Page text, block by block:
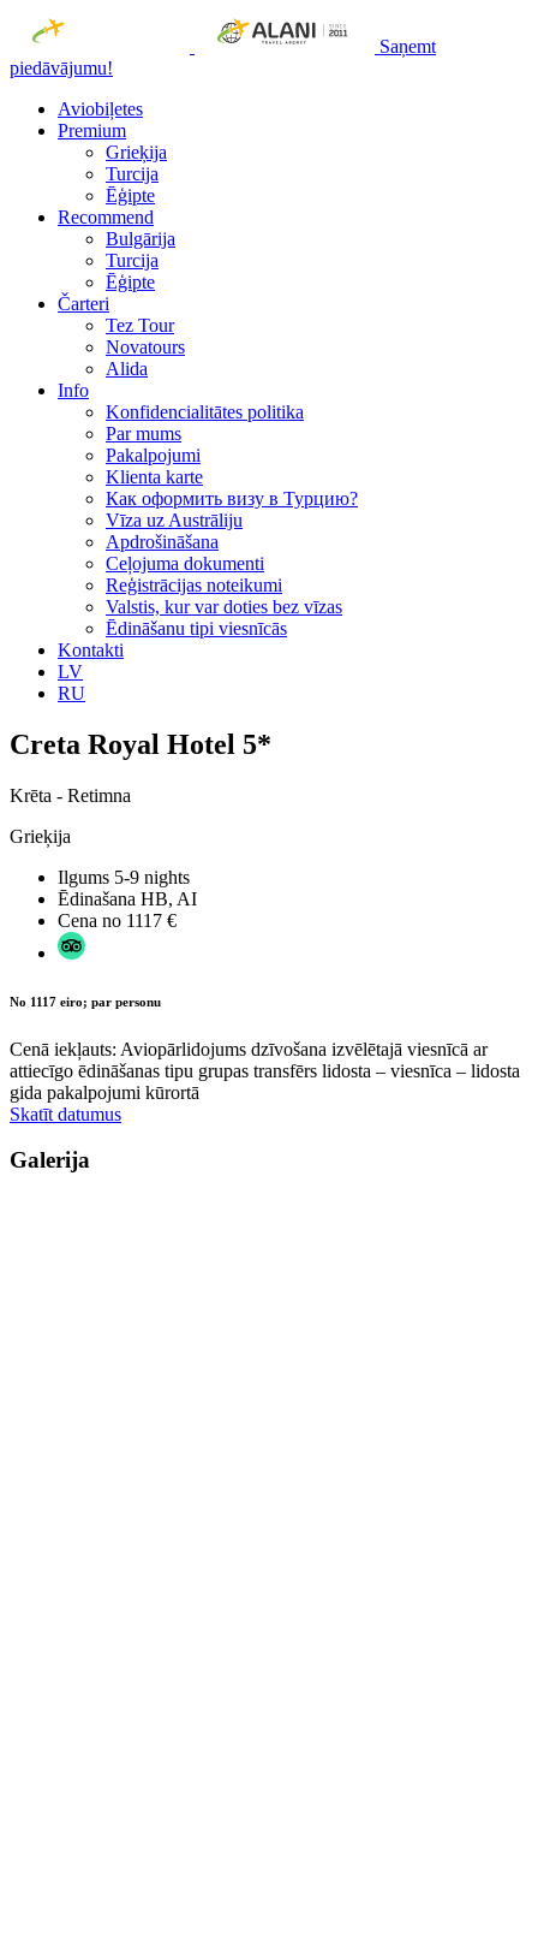
Saņemt
piedāvājumu!
Aviobiļetes
Premium
Grieķija
Turcija
Ēģipte
Recommend
Bulgārija
Turcija
Ēģipte
Čarteri
Tez Tour
Novatours
Alida
Info
Konfidencialitātes politika
Par mums
Рakalpojumi
Klienta karte
Как оформить визу в Турцию?
Vīza uz Austrāliju
Apdrošināšana
Ceļojuma dokumenti
Reģistrācijas noteikumi
Valstis, kur var doties bez vīzas
Ēdināšanu tipi viesnīcās
Kontakti
LV
RU
Creta Royal Hotel 5*
Krēta - Retimna
Grieķija
Ilgums 5-9 nights
Ēdinašana HB, AI
Cena no 1117 €
No 1117 eiro; par personu
Cenā iekļauts: Aviopārlidojums dzīvošana izvēlētajā viesnīcā ar
attiecīgo ēdināšanas tipu grupas transfērs lidosta – viesnīca – lidosta
gida pakalpojumi kūrortā
Skatīt datumus
Galerija